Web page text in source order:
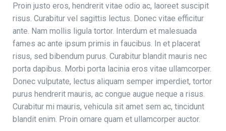
Proin justo eros, hendrerit vitae odio ac, laoreet suscipit
risus. Curabitur vel sagittis lectus. Donec vitae efficitur
ante. Nam mollis ligula tortor. Interdum et malesuada
fames ac ante ipsum primis in faucibus. In et placerat
risus, sed bibendum purus. Curabitur blandit mauris nec
porta dapibus. Morbi porta lacinia eros vitae ullamcorper.
Donec vulputate, lectus aliquam semper imperdiet, tortor
purus hendrerit mauris, ac congue augue neque a risus.
Curabitur mi mauris, vehicula sit amet sem ac, tincidunt
blandit enim. Proin ornare quam et ullamcorper auctor.